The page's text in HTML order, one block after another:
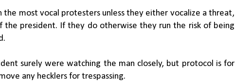
most vocal protesters unless they either vocalize a threat,
president. If they do otherwise they run the risk of being
surely were watching the man closely, but protocol is for
any hecklers for trespassing.